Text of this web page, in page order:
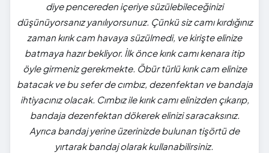
diye pencereden içeriye süzülebileceğinizi
düşünüyorsanız yanılıyorsunuz. Çünkü siz camı kırdığınız
zaman kırık cam havaya süzülmedi, ve kirişte elinize
batmaya hazır bekliyor. İlk önce kırık camı kenara itip
öyle girmeniz gerekmekte. Öbür türlü kırık cam elinize
batacak ve bu sefer de cımbız, dezenfektan ve bandaja
ihtiyacınız olacak. Cımbız ile kırık camı elinizden çıkarıp,
bandaja dezenfektan dökerek elinizi saracaksınız.
Ayrıca bandaj yerine üzerinizde bulunan tişörtü de
yırtarak bandaj olarak kullanabilirsiniz.